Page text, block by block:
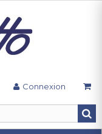
Connexion